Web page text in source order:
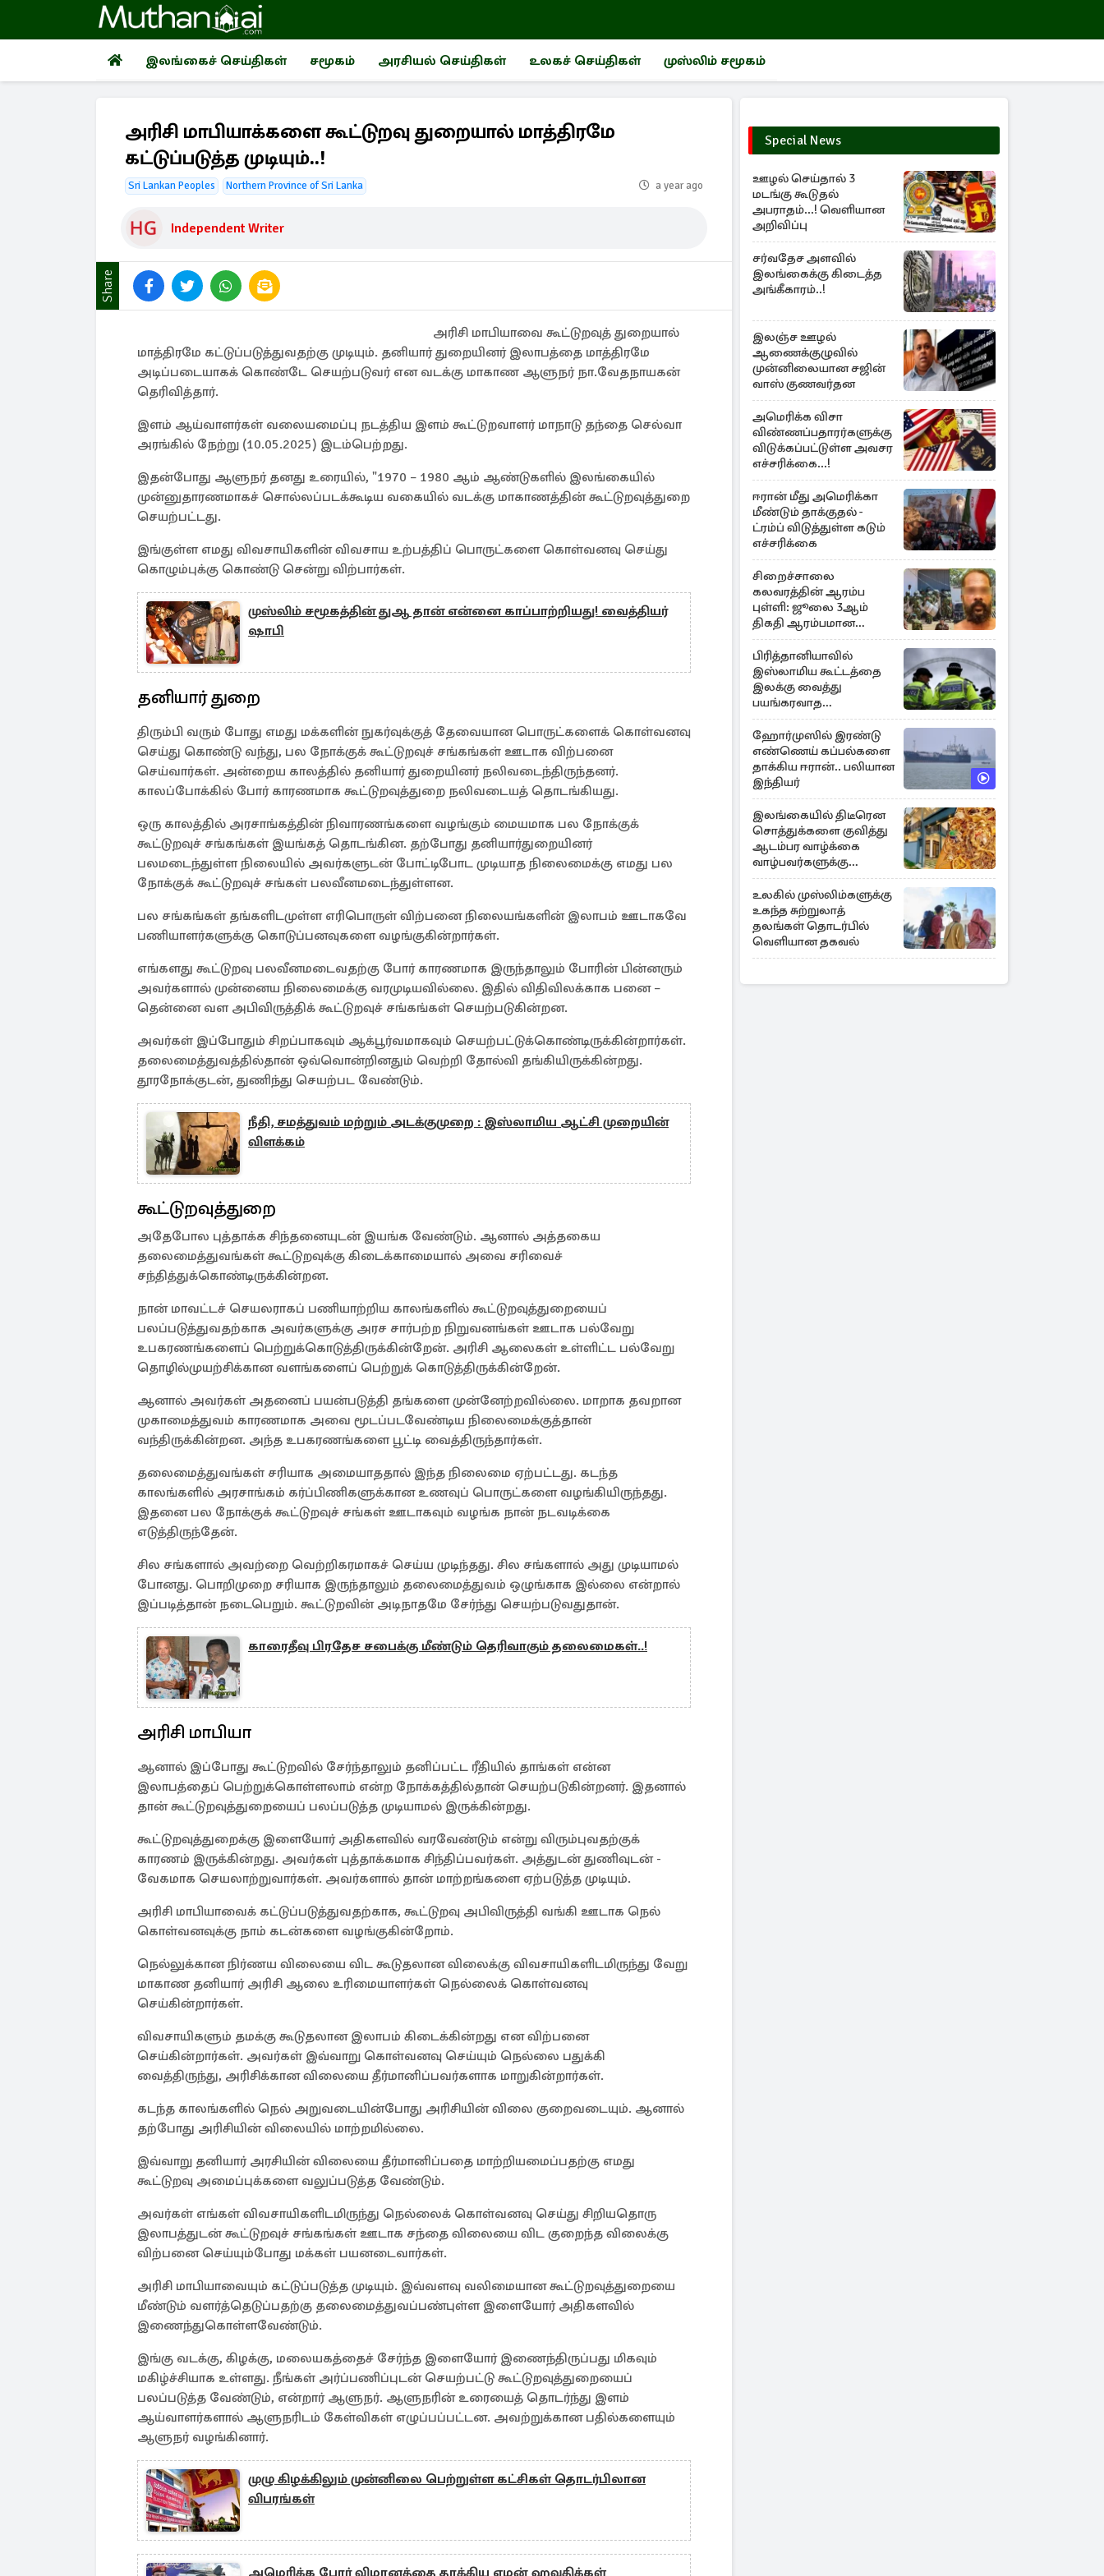
இலங்கைச் செய்திகள் சமூகம் அரசியல் செய்திகள் உலகச் செய்திகள் முஸ்லிம் சமூகம்
அரிசி மாபியாக்களை கூட்டுறவு துறையால் மாத்திரமே
கட்டுப்படுத்த முடியும்..!
Sri Lankan Peoples Northern Province of Sri Lanka a year ago
Independent Writer
Share
அரிசி மாபியாவை கூட்டுறவுத் துறையால்
மாத்திரமே கட்டுப்படுத்துவதற்கு முடியும். தனியார் துறையினர் இலாபத்தை மாத்திரமே
அடிப்படையாகக் கொண்டே செயற்படுவர் என வடக்கு மாகாண ஆளுநர் நா.வேதநாயகன்
தெரிவித்தார்.
இளம் ஆய்வாளர்கள் வலையமைப்பு நடத்திய இளம் கூட்டுறவாளர் மாநாடு தந்தை செல்வா
அரங்கில் நேற்று (10.05.2025) இடம்பெற்றது.
இதன்போது ஆளுநர் தனது உரையில், "1970 – 1980 ஆம் ஆண்டுகளில் இலங்கையில்
முன்னுதாரணமாகச் சொல்லப்படக்கூடிய வகையில் வடக்கு மாகாணத்தின் கூட்டுறவுத்துறை
செயற்பட்டது.
இங்குள்ள எமது விவசாயிகளின் விவசாய உற்பத்திப் பொருட்களை கொள்வனவு செய்து
கொழும்புக்கு கொண்டு சென்று விற்பார்கள்.
முஸ்லிம் சமூகத்தின் துஆ தான் என்னை காப்பாற்றியது! வைத்தியர்
ஷாபி
தனியார் துறை
திரும்பி வரும் போது எமது மக்களின் நுகர்வுக்குத் தேவையான பொருட்களைக் கொள்வனவு
செய்து கொண்டு வந்து, பல நோக்குக் கூட்டுறவுச் சங்கங்கள் ஊடாக விற்பனை
செய்வார்கள். அன்றைய காலத்தில் தனியார் துறையினர் நலிவடைந்திருந்தனர்.
காலப்போக்கில் போர் காரணமாக கூட்டுறவுத்துறை நலிவடையத் தொடங்கியது.
ஒரு காலத்தில் அரசாங்கத்தின் நிவாரணங்களை வழங்கும் மையமாக பல நோக்குக்
கூட்டுறவுச் சங்கங்கள் இயங்கத் தொடங்கின. தற்போது தனியார்துறையினர்
பலமடைந்துள்ள நிலையில் அவர்களுடன் போட்டிபோட முடியாத நிலைமைக்கு எமது பல
நோக்குக் கூட்டுறவுச் சங்கள் பலவீனமடைந்துள்ளன.
பல சங்கங்கள் தங்களிடமுள்ள எரிபொருள் விற்பனை நிலையங்களின் இலாபம் ஊடாகவே
பணியாளர்களுக்கு கொடுப்பனவுகளை வழங்குகின்றார்கள்.
எங்களது கூட்டுறவு பலவீனமடைவதற்கு போர் காரணமாக இருந்தாலும் போரின் பின்னரும்
அவர்களால் முன்னைய நிலைமைக்கு வரமுடியவில்லை. இதில் விதிவிலக்காக பனை –
தென்னை வள அபிவிருத்திக் கூட்டுறவுச் சங்கங்கள் செயற்படுகின்றன.
அவர்கள் இப்போதும் சிறப்பாகவும் ஆக்பூர்வமாகவும் செயற்பட்டுக்கொண்டிருக்கின்றார்கள்.
தலைமைத்துவத்தில்தான் ஒவ்வொன்றினதும் வெற்றி தோல்வி தங்கியிருக்கின்றது.
தூரநோக்குடன், துணிந்து செயற்பட வேண்டும்.
நீதி, சமத்துவம் மற்றும் அடக்குமுறை : இஸ்லாமிய ஆட்சி முறையின்
விளக்கம்
கூட்டுறவுத்துறை
அதேபோல புத்தாக்க சிந்தனையுடன் இயங்க வேண்டும். ஆனால் அத்தகைய
தலைமைத்துவங்கள் கூட்டுறவுக்கு கிடைக்காமையால் அவை சரிவைச்
சந்தித்துக்கொண்டிருக்கின்றன.
நான் மாவட்டச் செயலராகப் பணியாற்றிய காலங்களில் கூட்டுறவுத்துறையைப்
பலப்படுத்துவதற்காக அவர்களுக்கு அரச சார்பற்ற நிறுவனங்கள் ஊடாக பல்வேறு
உபகரணங்களைப் பெற்றுக்கொடுத்திருக்கின்றேன். அரிசி ஆலைகள் உள்ளிட்ட பல்வேறு
தொழில்முயற்சிக்கான வளங்களைப் பெற்றுக் கொடுத்திருக்கின்றேன்.
ஆனால் அவர்கள் அதனைப் பயன்படுத்தி தங்களை முன்னேற்றவில்லை. மாறாக தவறான
முகாமைத்துவம் காரணமாக அவை மூடப்படவேண்டிய நிலைமைக்குத்தான்
வந்திருக்கின்றன. அந்த உபகரணங்களை பூட்டி வைத்திருந்தார்கள்.
தலைமைத்துவங்கள் சரியாக அமையாததால் இந்த நிலைமை ஏற்பட்டது. கடந்த
காலங்களில் அரசாங்கம் கர்ப்பிணிகளுக்கான உணவுப் பொருட்களை வழங்கியிருந்தது.
இதனை பல நோக்குக் கூட்டுறவுச் சங்கள் ஊடாகவும் வழங்க நான் நடவடிக்கை
எடுத்திருந்தேன்.
சில சங்களால் அவற்றை வெற்றிகரமாகச் செய்ய முடிந்தது. சில சங்களால் அது முடியாமல்
போனது. பொறிமுறை சரியாக இருந்தாலும் தலைமைத்துவம் ஒழுங்காக இல்லை என்றால்
இப்படித்தான் நடைபெறும். கூட்டுறவின் அடிநாதமே சேர்ந்து செயற்படுவதுதான்.
காரைதீவு பிரதேச சபைக்கு மீண்டும் தெரிவாகும் தலைமைகள்..!
அரிசி மாபியா
ஆனால் இப்போது கூட்டுறவில் சேர்ந்தாலும் தனிப்பட்ட ரீதியில் தாங்கள் என்ன
இலாபத்தைப் பெற்றுக்கொள்ளலாம் என்ற நோக்கத்தில்தான் செயற்படுகின்றனர். இதனால்
தான் கூட்டுறவுத்துறையைப் பலப்படுத்த முடியாமல் இருக்கின்றது.
கூட்டுறவுத்துறைக்கு இளையோர் அதிகளவில் வரவேண்டும் என்று விரும்புவதற்குக்
காரணம் இருக்கின்றது. அவர்கள் புத்தாக்கமாக சிந்திப்பவர்கள். அத்துடன் துணிவுடன் -
வேகமாக செயலாற்றுவார்கள். அவர்களால் தான் மாற்றங்களை ஏற்படுத்த முடியும்.
அரிசி மாபியாவைக் கட்டுப்படுத்துவதற்காக, கூட்டுறவு அபிவிருத்தி வங்கி ஊடாக நெல்
கொள்வனவுக்கு நாம் கடன்களை வழங்குகின்றோம்.
நெல்லுக்கான நிர்ணய விலையை விட கூடுதலான விலைக்கு விவசாயிகளிடமிருந்து வேறு
மாகாண தனியார் அரிசி ஆலை உரிமையாளர்கள் நெல்லைக் கொள்வனவு
செய்கின்றார்கள்.
விவசாயிகளும் தமக்கு கூடுதலான இலாபம் கிடைக்கின்றது என விற்பனை
செய்கின்றார்கள். அவர்கள் இவ்வாறு கொள்வனவு செய்யும் நெல்லை பதுக்கி
வைத்திருந்து, அரிசிக்கான விலையை தீர்மானிப்பவர்களாக மாறுகின்றார்கள்.
கடந்த காலங்களில் நெல் அறுவடையின்போது அரிசியின் விலை குறைவடையும். ஆனால்
தற்போது அரிசியின் விலையில் மாற்றமில்லை.
இவ்வாறு தனியார் அரசியின் விலையை தீர்மானிப்பதை மாற்றியமைப்பதற்கு எமது
கூட்டுறவு அமைப்புக்களை வலுப்படுத்த வேண்டும்.
அவர்கள் எங்கள் விவசாயிகளிடமிருந்து நெல்லைக் கொள்வனவு செய்து சிறியதொரு
இலாபத்துடன் கூட்டுறவுச் சங்கங்கள் ஊடாக சந்தை விலையை விட குறைந்த விலைக்கு
விற்பனை செய்யும்போது மக்கள் பயனடைவார்கள்.
அரிசி மாபியாவையும் கட்டுப்படுத்த முடியும். இவ்வளவு வலிமையான கூட்டுறவுத்துறையை
மீண்டும் வளர்த்தெடுப்பதற்கு தலைமைத்துவப்பண்புள்ள இளையோர் அதிகளவில்
இணைந்துகொள்ளவேண்டும்.
இங்கு வடக்கு, கிழக்கு, மலையகத்தைச் சேர்ந்த இளையோர் இணைந்திருப்பது மிகவும்
மகிழ்ச்சியாக உள்ளது. நீங்கள் அர்ப்பணிப்புடன் செயற்பட்டு கூட்டுறவுத்துறையைப்
பலப்படுத்த வேண்டும், என்றார் ஆளுநர். ஆளுநரின் உரையைத் தொடர்ந்து இளம்
ஆய்வாளர்களால் ஆளுநரிடம் கேள்விகள் எழுப்பப்பட்டன. அவற்றுக்கான பதில்களையும்
ஆளுநர் வழங்கினார்.
முழு கிழக்கிலும் முன்னிலை பெற்றுள்ள கட்சிகள் தொடர்பிலான
விபரங்கள்
அமெரிக்க போர் விமானத்தை தாக்கிய ஏமன் ஹவுதிக்கள்
Special News
ஊழல் செய்தால் 3
மடங்கு கூடுதல்
அபராதம்...! வெளியான
அறிவிப்பு
சர்வதேச அளவில்
இலங்கைக்கு கிடைத்த
அங்கீகாரம்..!
இலஞ்ச ஊழல்
ஆணைக்குழுவில்
முன்னிலையான சஜின்
வாஸ் குணவர்தன
அமெரிக்க விசா
விண்ணப்பதாரர்களுக்கு
விடுக்கப்பட்டுள்ள அவசர
எச்சரிக்கை...!
ஈரான் மீது அமெரிக்கா
மீண்டும் தாக்குதல் -
ட்ரம்ப் விடுத்துள்ள கடும்
எச்சரிக்கை
சிறைச்சாலை
கலவரத்தின் ஆரம்ப
புள்ளி: ஜூலை 3ஆம்
திகதி ஆரம்பமான
கலவரம் - வெளிவராத
பல கதைகள்
பிரித்தானியாவில்
இஸ்லாமிய கூட்டத்தை
இலக்கு வைத்து
பயங்கரவாத
அச்சுறுத்தல்: 12 பேர்
அதிரடி கைது
ஹோர்முஸில் இரண்டு
எண்ணெய் கப்பல்களை
தாக்கிய ஈரான்.. பலியான
இந்தியர்
இலங்கையில் திடீரென
சொத்துக்களை குவித்து
ஆடம்பர வாழ்க்கை
வாழ்பவர்களுக்கு
எச்சரிக்கை
உலகில் முஸ்லிம்களுக்கு
உகந்த சுற்றுலாத்
தலங்கள் தொடர்பில்
வெளியான தகவல்